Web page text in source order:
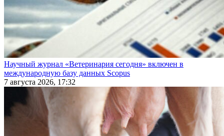
Научный журнал «Ветеринария сегодня» включен в
международную базу данных Scopus
7 августа 2026, 17:32